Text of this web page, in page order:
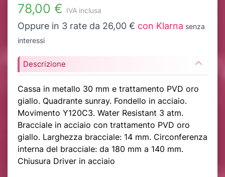
78,00 € IVA inclusa
Oppure in 3 rate da 26,00 € con Klarna senza
interessi
Descrizione
Cassa in metallo 30 mm e trattamento PVD oro
giallo. Quadrante sunray. Fondello in acciaio.
Movimento Y120C3. Water Resistant 3 atm.
Bracciale in acciaio con trattamento PVD oro
giallo. Larghezza bracciale: 14 mm. Circonferenza
interna del bracciale: da 180 mm a 140 mm.
Chiusura Driver in acciaio